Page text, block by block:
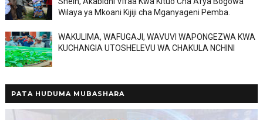
Wilaya ya Mkoani Kijiji cha Mganyageni Pemba.
WAKULIMA, WAFUGAJI, WAVUVI WAPONGEZWA KWA
KUCHANGIA UTOSHELEVU WA CHAKULA NCHINI
PATA HUDUMA MUBASHARA